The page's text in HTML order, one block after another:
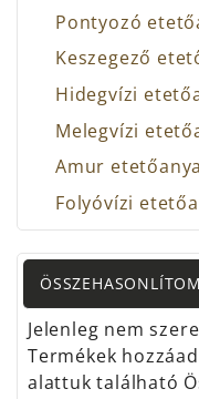
Pontyozó
Keszegező
Hidegvízi
Melegvízi
Amur
Folyóvízi
ÖSSZEHASONLÍTOM
Jelenleg nem
Termékek
alattuk található